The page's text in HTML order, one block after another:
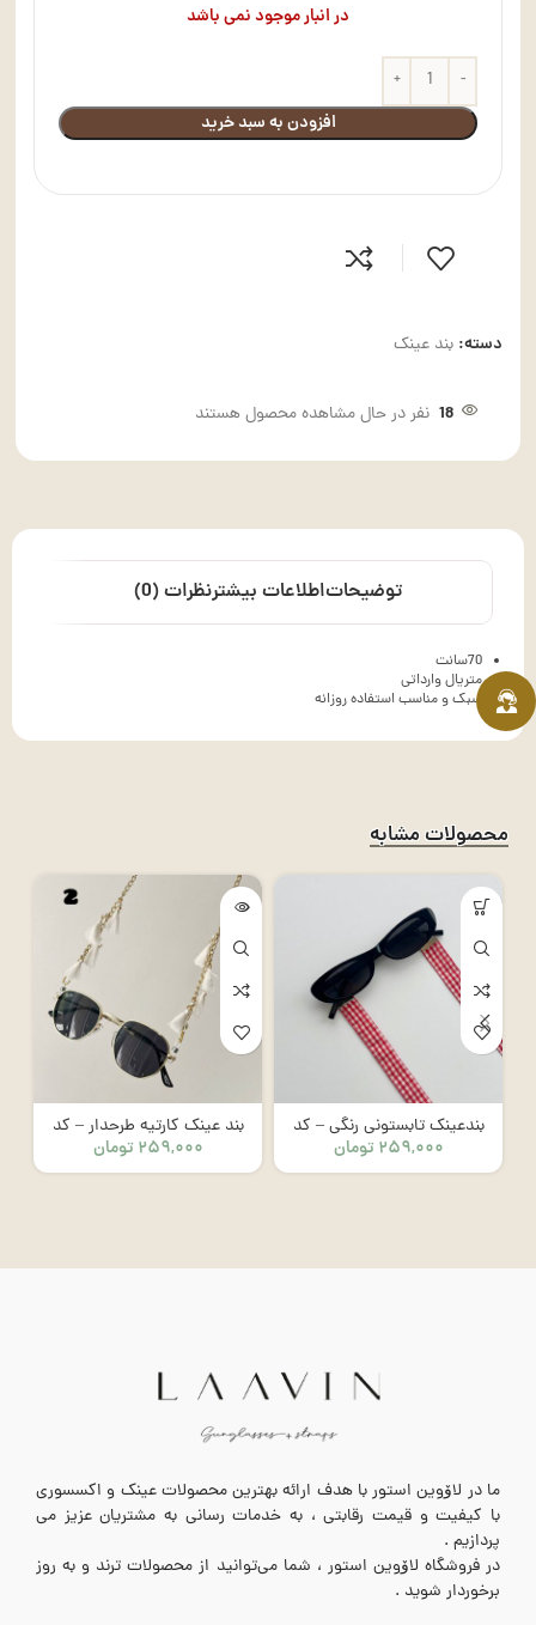
در انبار موجود نمی باشد
افزودن به سبد خرید
دسته: بند عینک
18 نفر در حال مشاهده محصول هستند
توضیحاتاطلاعات بیشترنظرات (0)
70سانت
متریال وارداتی
سبک و مناسب استفاده روزانه
محصولات مشابه
بندعینک تابستونی رنگی – کد
8005
۲۵۹,۰۰۰ تومان
بند عینک کارتیه طرحدار – کد
2003
۲۵۹,۰۰۰ تومان
ما در لاۆوین استور با هدف ارائه بهترین محصولات عینک و اکسسوری
با کیفیت و قیمت رقابتی ، به خدمات رسانی به مشتریان عزیز می
پردازیم .
در فروشگاه لاۆوین استور ، شما می‌توانید از محصولات ترند و به روز
برخوردار شوید .